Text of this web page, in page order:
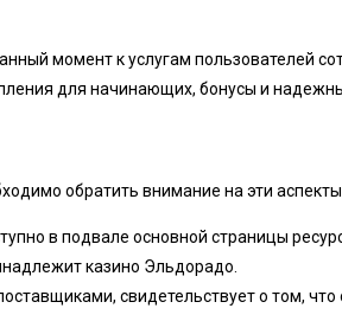
момент к услугам пользователей
для начинающих, бонусы и
обратить внимание на эти
в подвале основной страницы
казино Эльдорадо.
свидетельствует о том, что